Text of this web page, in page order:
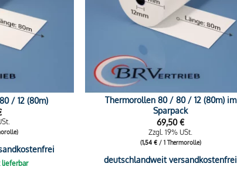
/ 12 (80m)
lieferbar
Thermorollen 80 / 80 / 12 (80m) im
Sparpack
69,50€
Zzgl. 19% USt.
(1,54 €/ 1 Thermorolle)
deutschlandweit versandkostenfrei